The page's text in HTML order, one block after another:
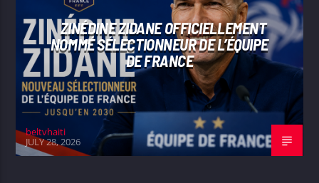
ZINÉDINE ZIDANE OFFICIELLEMENT
NOMMÉ SÉLECTIONNEUR DE L’ÉQUIPE
DE FRANCE
beltvhaiti
JULY 28, 2026